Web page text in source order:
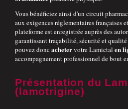
Vous bénéficiez ainsi d'un circuit
aux exigences réglementaires françaises
plateforme est enregistrée auprès des
garantissant traçabilité, sécurité et
pouvez donc achetervotre Lamictal en
accompagnement professionnel de bout
Présentation du
(lamotrigine)